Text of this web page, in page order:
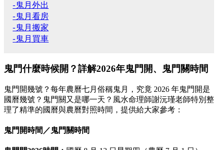
-鬼月外出
-鬼月看房
-鬼月搬家
-鬼月買車
鬼門什麼時候開？詳解2026年鬼門開、鬼門關時間
鬼門開幾號？每年農曆七月俗稱鬼月，究竟 2026 年鬼門開是
國曆幾號？鬼門關又是哪一天？風水命理師謝沅瑾老師特別整
理了精準的國曆與農曆對照時間，提供給大家參考：
鬼門開時間／鬼門關時間